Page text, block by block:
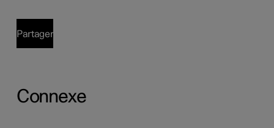
Partager
Connexe